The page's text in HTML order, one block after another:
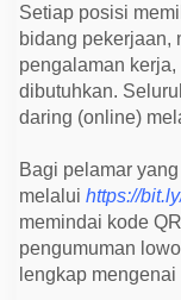
Setiap posisi
bidang pekerjaan,
pengalaman
dibutuhkan.
daring (online)
Bagi pelamar
melalui https://
memindai kode
pengumuman
lengkap